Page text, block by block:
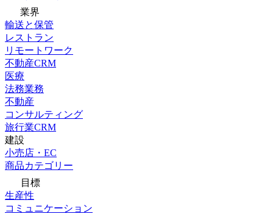
業界
輸送と保管
レストラン
リモートワーク
不動産CRM
医療
法務業務
不動産
コンサルティング
旅行業CRM
建設
小売店・EC
商品カテゴリー
目標
生産性
コミュニケーション